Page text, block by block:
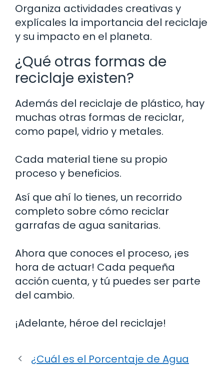
Organiza actividades creativas y
explícales la importancia del reciclaje
y su impacto en el planeta.
¿Qué otras formas de
reciclaje existen?
Además del reciclaje de plástico, hay
muchas otras formas de reciclar,
como papel, vidrio y metales.
Cada material tiene su propio
proceso y beneficios.
Así que ahí lo tienes, un recorrido
completo sobre cómo reciclar
garrafas de agua sanitarias.
Ahora que conoces el proceso, ¡es
hora de actuar! Cada pequeña
acción cuenta, y tú puedes ser parte
del cambio.
¡Adelante, héroe del reciclaje!
¿Cuál es el Porcentaje de Agua